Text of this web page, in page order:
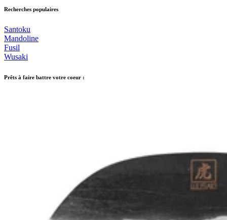
Recherches populaires
Santoku
Mandoline
Fusil
Wusaki
Prêts à faire battre votre coeur :